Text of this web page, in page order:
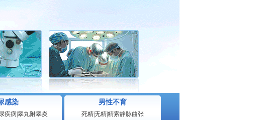
感染
疾病睾丸附睾炎
男性不育
死精|无精|精索静脉曲张